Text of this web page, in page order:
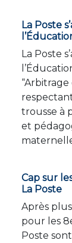
La Poste
La Poste
trousse à
et
Cap sur
La Poste
Après
pour les
Poste